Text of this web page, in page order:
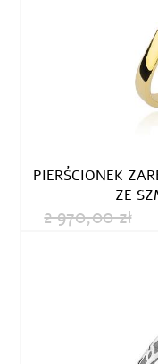
PIERŚCIONEK
ZE
2 970,00 zł